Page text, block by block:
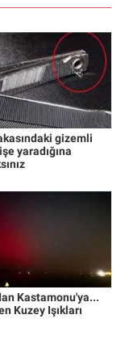
gizemli
yaradığına
Kastamonu'ya...
Kuzey Işıkları